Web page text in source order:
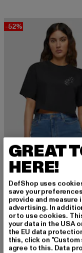
-52%
MERCHCODE
Ladies Hugs & Love
ab12,00 EUR
Derzeitiger Preis: ab
24,99 EUR
-52%
GREAT
HERE!
DefShop uses
save your
provide and
advertising. In
or to use cookies.
your data in the USA
the EU data
this, click on
agree to this. Data